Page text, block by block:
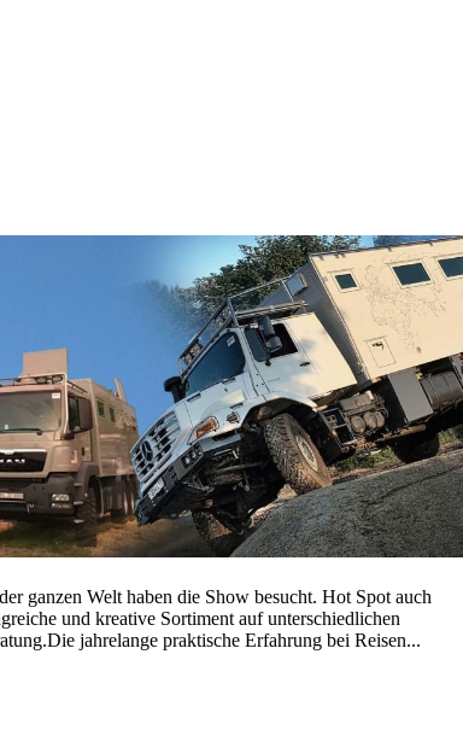
ganzen Welt haben die Show besucht. Hot Spot auch
und kreative Sortiment auf unterschiedlichen
jahrelange praktische Erfahrung bei Reisen...